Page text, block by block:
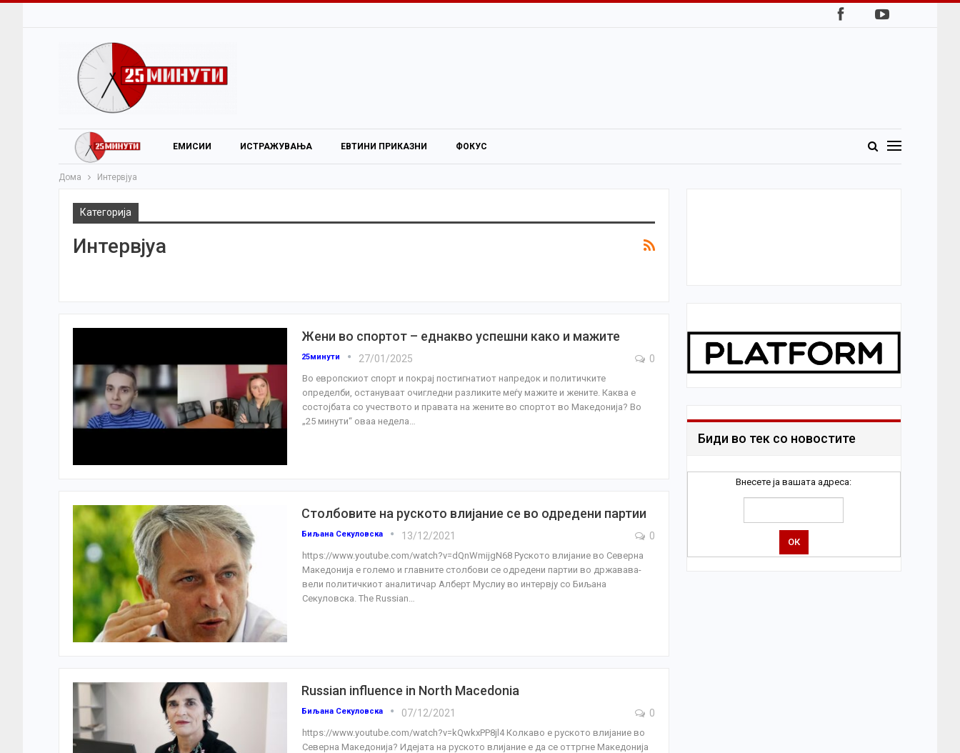
ЕМИСИИ ИСТРАЖУВАЊА ЕВТИНИ ПРИКАЗНИ ФОКУС
Дома Интервјуа
Категорија
Интервјуа
Жени во спортот – еднакво успешни како и мажите
25минути 27/01/2025 0
Во европскиот спорт и покрај постигнатиот напредок и политичките
определби, остануваат очигледни разликите меѓу мажите и жените. Каква е
состојбата со учеството и правата на жените во спортот во Македонија? Во
„25 минути“ оваа недела…
Столбовите на руското влијание се во одредени партии
Биљана Секуловска 13/12/2021 0
https://www.youtube.com/watch?v=dQnWmijgN68 Руското влијание во Северна
Македонија е големо и главните столбови се одредени партии во државава-
вели политичкиот аналитичар Алберт Муслиу во интервју со Биљана
Секуловска. The Russian…
Russian influence in North Macedonia
Биљана Секуловска 07/12/2021 0
https://www.youtube.com/watch?v=kQwkxPP8jl4 Колкаво е руското влијание во
Северна Македонија? Идејата на руското влијание е да се оттргне Македонија
Биди во тек со новостите
Внесете ја вашата адреса: